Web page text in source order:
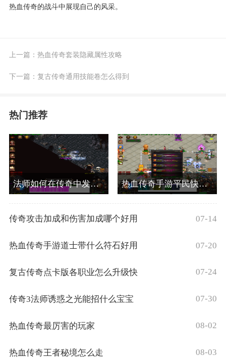
热血传奇的战斗中展现自己的风采。
上一篇： 热血传奇套装隐藏属性攻略
下一篇： 复古传奇通用技能卷怎么得到
热门推荐
法师如何在传奇中发挥自己的实力？ 热血传奇手游平民快速40级
传奇攻击加成和伤害加成哪个好用 07-14
热血传奇手游道士带什么符石好用 07-20
复古传奇点卡版各职业怎么升级快 07-24
传奇3法师诱惑之光能招什么宝宝 07-30
热血传奇最厉害的玩家 08-02
热血传奇王者秘境怎么走 08-03